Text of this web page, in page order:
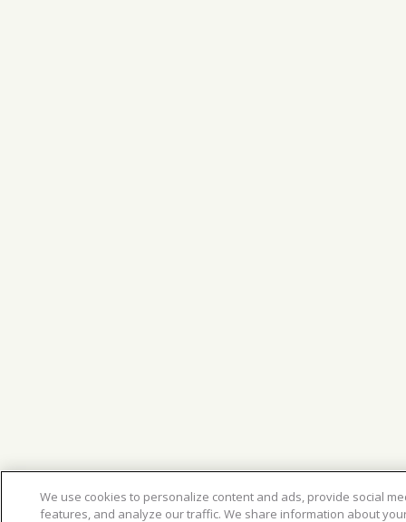
We use cookies to personalize content and ads, provide social
features, and analyze our traffic. We share information about